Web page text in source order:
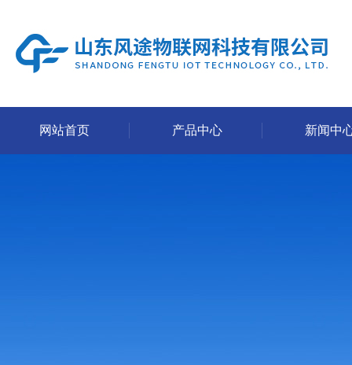
网站首页 产品中心 新闻中